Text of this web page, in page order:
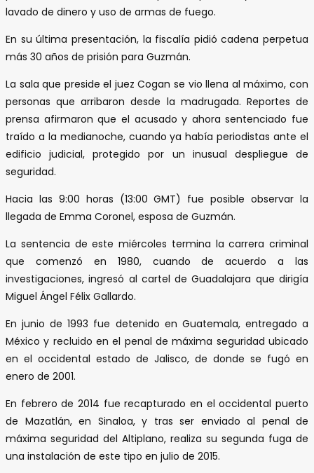
lavado de dinero y uso de armas de fuego.
En su última presentación, la fiscalía pidió cadena perpetua
más 30 años de prisión para Guzmán.
La sala que preside el juez Cogan se vio llena al máximo, con
personas que arribaron desde la madrugada. Reportes de
prensa afirmaron que el acusado y ahora sentenciado fue
traído a la medianoche, cuando ya había periodistas ante el
edificio judicial, protegido por un inusual despliegue de
seguridad.
Hacia las 9:00 horas (13:00 GMT) fue posible observar la
llegada de Emma Coronel, esposa de Guzmán.
La sentencia de este miércoles termina la carrera criminal
que comenzó en 1980, cuando de acuerdo a las
investigaciones, ingresó al cartel de Guadalajara que dirigía
Miguel Ángel Félix Gallardo.
En junio de 1993 fue detenido en Guatemala, entregado a
México y recluido en el penal de máxima seguridad ubicado
en el occidental estado de Jalisco, de donde se fugó en
enero de 2001.
En febrero de 2014 fue recapturado en el occidental puerto
de Mazatlán, en Sinaloa, y tras ser enviado al penal de
máxima seguridad del Altiplano, realiza su segunda fuga de
una instalación de este tipo en julio de 2015.